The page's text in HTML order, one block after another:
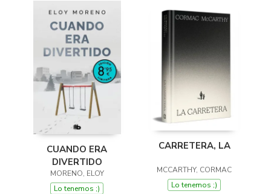
CUANDO ERA
DIVERTIDO
MORENO, ELOY
Lo tenemos ;)
CARRETERA, LA
MCCARTHY, CORMAC
Lo tenemos ;)